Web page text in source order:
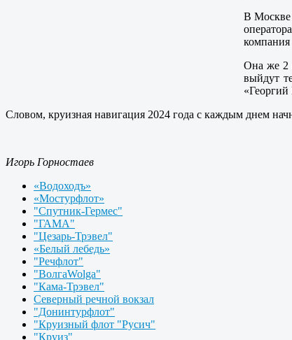
В Москве
Она же 2
выйдут
Словом, круизная навигация 2024 года с каждым днем
Игорь Горностаев
«Водоходъ»
«Мостурфлот»
"Спутник-Гермес"
"ГАМА"
"Цезарь-Трэвел"
«Белый лебедь»
"Речфлот"
"ВолгаWolga"
"Кама-Трэвел"
Северный речной вокзал
"Донинтурфлот"
"Круизный флот "Русич"
"Круиз"